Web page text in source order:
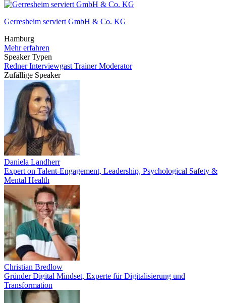
Gerresheim serviert GmbH & Co. KG
Hamburg
Mehr erfahren
Speaker Typen
RednerInterviewgast TrainerModerator
Zufällige Speaker
Daniela Landherr
Expert on Talent-Engagement, Leadership, Psychological Safety &
Mental Health
Christian Bredlow
Gründer Digital Mindset, Experte für Digitalisierung und
Transformation